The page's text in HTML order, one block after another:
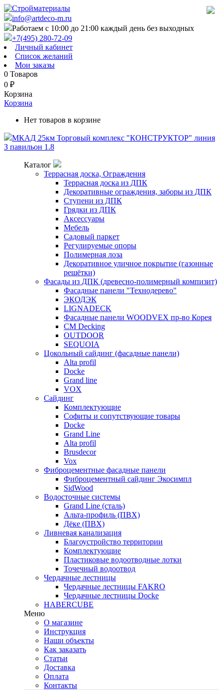
info@artdeco-m.ru
Работаем с 10:00 до 21:00 каждый день без выходных
+7(495) 280-72-09
Личный кабинет
Список желаний
Мои заказы
0 Товаров
0 ₽
Корзина
Корзина
Нет товаров в корзине
МКАД 25км Торговый комплекс "КОНСТРУКТОР" линия
З павильон 1.8
Каталог
Террасная доска, Ограждения
Террасная доска из ДПК
Декоративные ограждения, заборы из ДПК
Ступени из ДПК
Грядки из ДПК
Аксессуары
Мебель
Садовый паркет
Регулируемые опоры
Полимерная лоза
Декоративное уличное покрытие (газонные
решётки)
Фасады из ДПК (древесно-полимерный компизит)
Фасадные панели "Технодерево"
ЭКОДЭК
LIGNADECK
Фасадные панели WOODVEX пр-во Корея
CM Decking
OUTDOOR
SEQUOIA
Цокольный сайдинг (фасадные панели)
Alta profil
Docke
Grand line
VOX
Сайдинг
Комплектующие
Софиты и сопутствующие товары
Docke
Grand Line
Alta profil
Brusdecor
Vox
Фиброцементные фасадные панели
Фиброцементный сайдинг Экосимпл
SidWood
Водосточные системы
Grand Line (сталь)
Альта-профиль (ПВХ)
Дёке (ПВХ)
Ливневая канализация
Благоустройство территории
Комплектующие
Пластиковые водоотводные лотки
Точечный водоотвод
Чердачные лестницы
Чердачные лестницы FAKRO
Чердачные лестницы Docke
HABERCUBE
Меню
О магазине
Инструкция
Наши объекты
Как заказать
Статьи
Доставка
Оплата
Контакты